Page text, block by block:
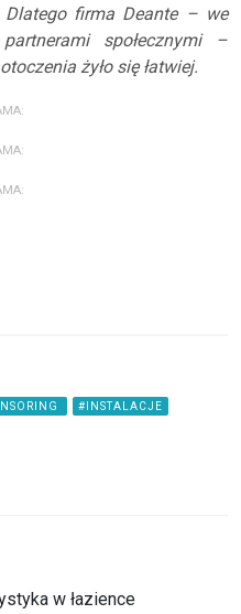
firma Deante – we
społecznymi –
żyło się łatwiej.
#INSTALACJE
w łazience